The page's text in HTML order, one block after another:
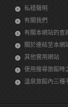
私穩聲明
有關我們
有關本網站的查
關於連結至本網
其他實用網站
使用搜尋旅館時
溫泉旅館內三種